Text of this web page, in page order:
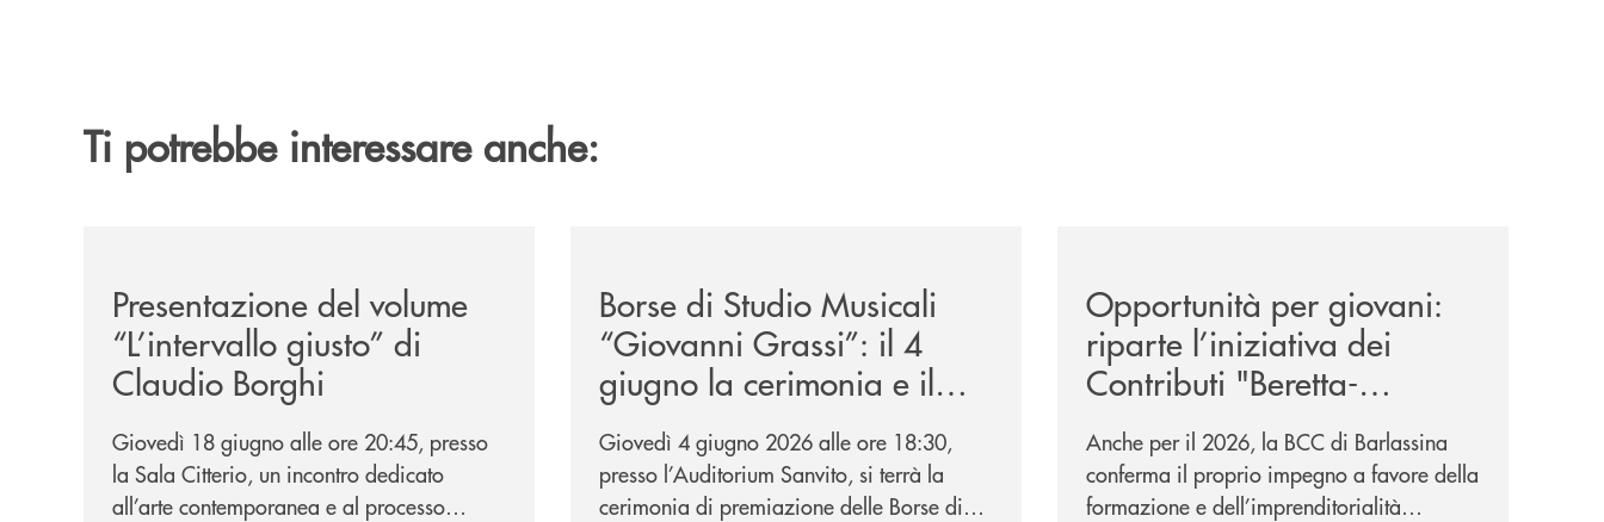
Ti potrebbe interessare anche:
Presentazione del volume
“L’intervallo giusto” di
Claudio Borghi
Giovedì 18 giugno alle ore 20:45, presso
la Sala Citterio, un incontro dedicato
all’arte contemporanea e al processo
Borse di Studio Musicali
“Giovanni Grassi”: il 4
giugno la cerimonia e il
concerto di premiazione
Giovedì 4 giugno 2026 alle ore 18:30,
presso l’Auditorium Sanvito, si terrà la
cerimonia di premiazione delle Borse di
Opportunità per giovani:
riparte l’iniziativa dei
Contributi "Beretta-
Caspani"
Anche per il 2026, la BCC di Barlassina
conferma il proprio impegno a favore della
formazione e dell’imprenditorialità